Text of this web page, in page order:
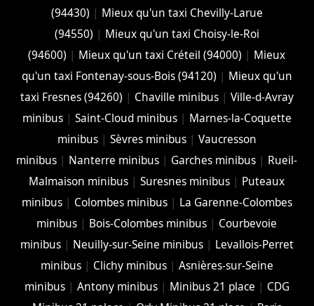
(94430) | Mieux qu'un taxi Chevilly-Larue
(94550) | Mieux qu'un taxi Choisy-le-Roi
(94600) | Mieux qu'un taxi Créteil (94000) | Mieux
qu'un taxi Fontenay-sous-Bois (94120) | Mieux qu'un
taxi Fresnes (94260) | Chaville minibus| Ville-d-Avray
minibus| Saint-Cloud minibus| Marnes-la-Coquette
minibus| Sèvres minibus| Vaucresson
minibus | Nanterre minibus | Garches minibus | Rueil-
Malmaison minibus |Suresnes minibus | Puteaux
minibus| Colombes minibus| La Garenne-Colombes
minibus | Bois-Colombes minibus | Courbevoie
minibus| Neuilly-sur-Seine minibus| Levallois-Perret
minibus| Clichy minibus| Asnières-sur-Seine
minibus| Antony minibus| Minibus 21 place | CDG